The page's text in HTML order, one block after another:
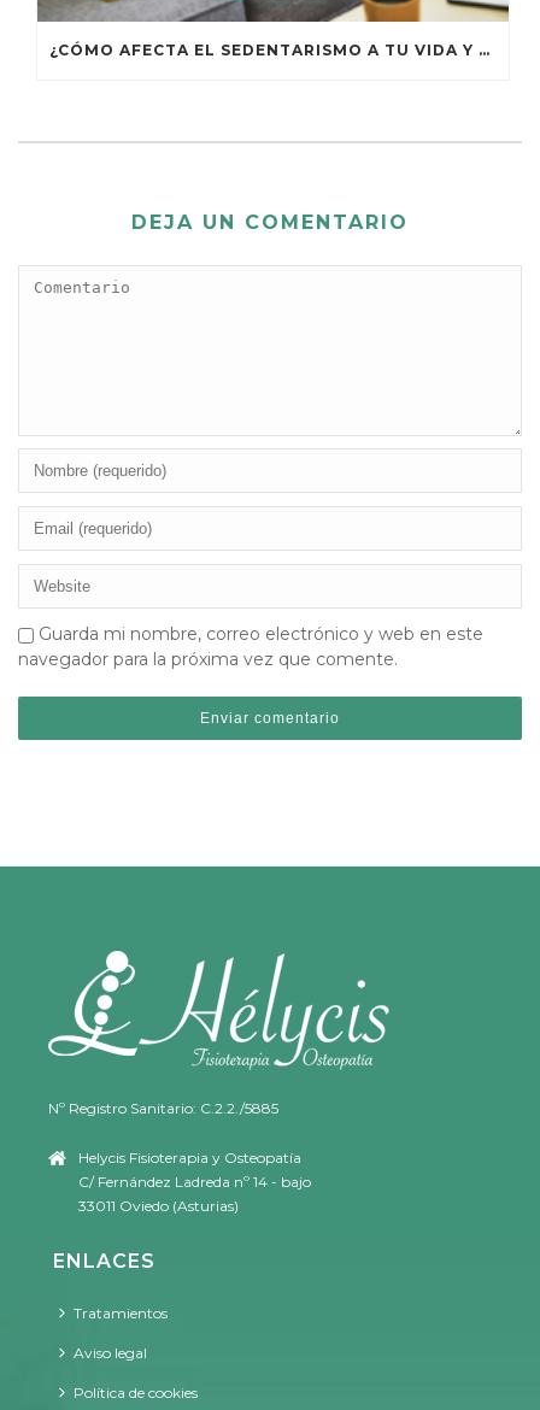
¿CÓMO AFECTA EL SEDENTARISMO A TU VIDA Y TU SALUD?
DEJA UN COMENTARIO
Guarda mi nombre, correo electrónico y web en este
navegador para la próxima vez que comente.
Nº Registro Sanitario: C.2.2./5885
Helycis Fisioterapia y Osteopatía
C/ Fernández Ladreda nº 14 - bajo
33011 Oviedo (Asturias)
ENLACES
Tratamientos
Aviso legal
Política de cookies